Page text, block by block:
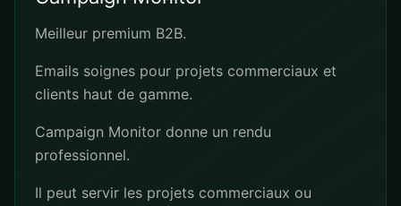
Meilleur premium B2B.
Emails soignes pour projets commerciaux et
clients haut de gamme.
Campaign Monitor donne un rendu
professionnel.
Il peut servir les projets commerciaux ou